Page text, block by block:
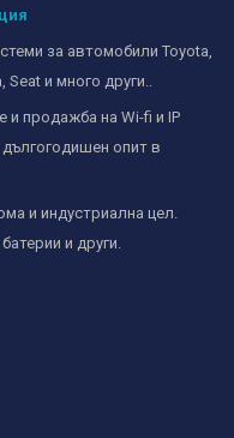
за автомобили Toyota,
Seat и много други..
и продажба на Wi-fi и IP
опит в
и индустриална цел.
и други.